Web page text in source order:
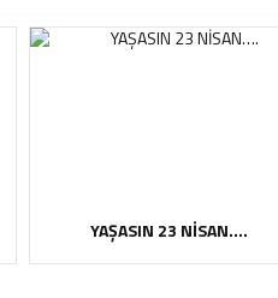
YAŞASIN 23 NİSAN….